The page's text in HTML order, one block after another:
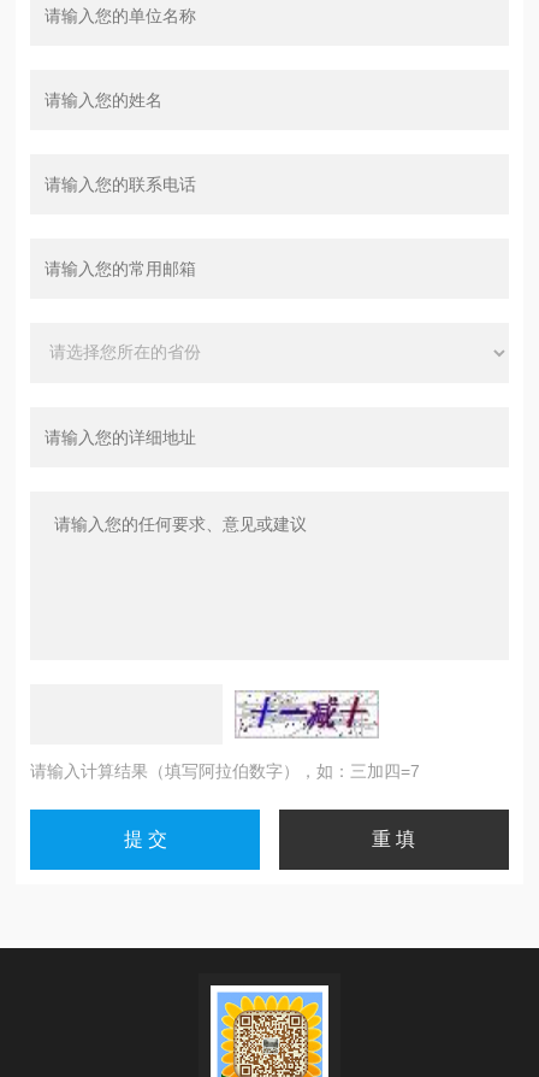
请输入计算结果（填写阿拉伯数字），如：三加四=7